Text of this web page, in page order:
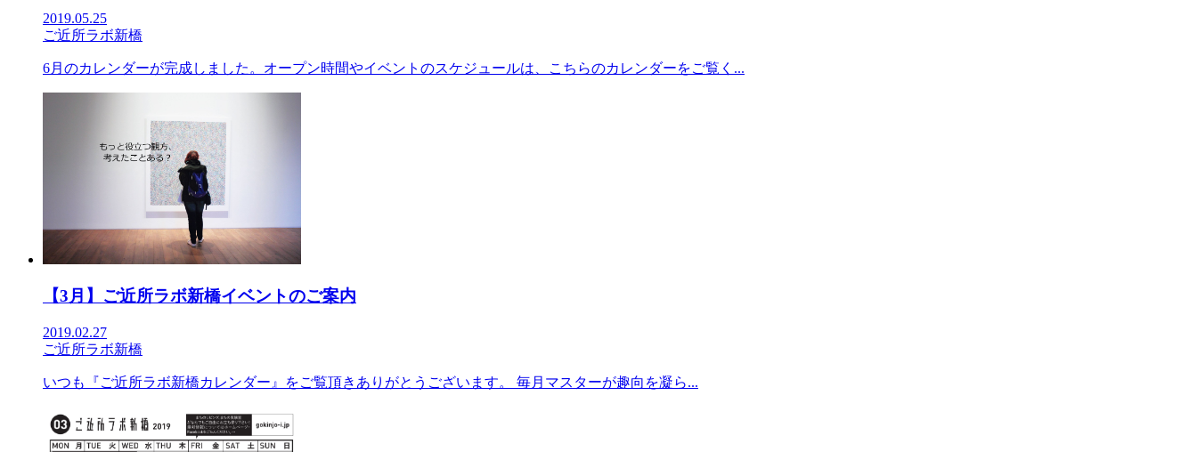
2019.05.25
ご近所ラボ新橋
6月のカレンダーが完成しました。オープン時間やイベントのスケジュールは、こちらのカレンダーをご覧く...
【3月】ご近所ラボ新橋イベントのご案内
2019.02.27
ご近所ラボ新橋
いつも『ご近所ラボ新橋カレンダー』をご覧頂きありがとうございます。 毎月マスターが趣向を凝ら...